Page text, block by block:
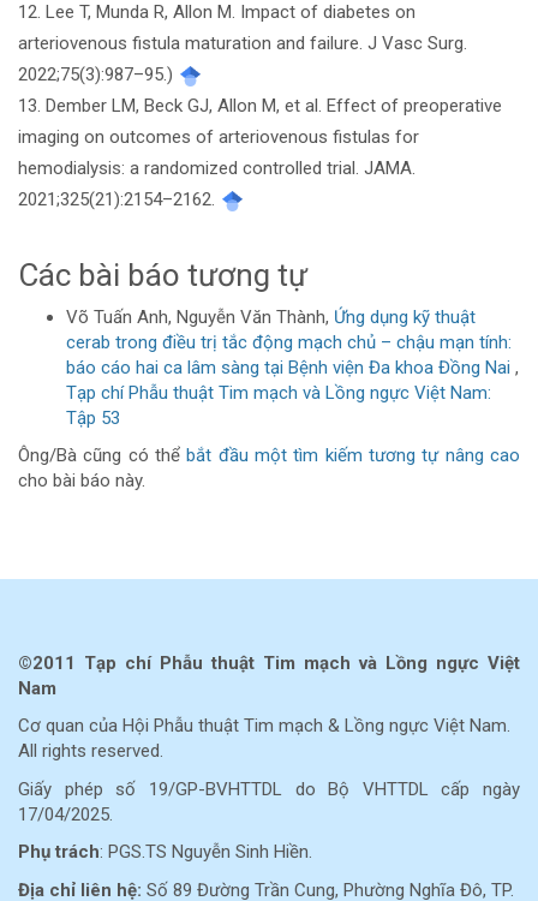
12. Lee T, Munda R, Allon M. Impact of diabetes on
arteriovenous fistula maturation and failure. J Vasc Surg.
2022;75(3):987–95.)
13. Dember LM, Beck GJ, Allon M, et al. Effect of preoperative
imaging on outcomes of arteriovenous fistulas for
hemodialysis: a randomized controlled trial. JAMA.
2021;325(21):2154–2162.
Các bài báo tương tự
Võ Tuấn Anh, Nguyễn Văn Thành, Ứng dụng kỹ thuật
cerab trong điều trị tắc động mạch chủ – chậu mạn tính:
báo cáo hai ca lâm sàng tại Bệnh viện Đa khoa Đồng Nai ,
Tạp chí Phẫu thuật Tim mạch và Lồng ngực Việt Nam:
Tập 53
Ông/Bà cũng có thểbắt đầu một tìm kiếm tương tự nâng cao
cho bài báo này.
©2011 Tạp chí Phẫu thuật Tim mạch và Lồng ngực Việt
Nam
Cơ quan của Hội Phẫu thuật Tim mạch & Lồng ngực Việt Nam.
All rights reserved.
Giấy phép số 19/GP-BVHTTDL do Bộ VHTTDL cấp ngày
17/04/2025.
Phụ trách: PGS.TS Nguyễn Sinh Hiền.
Địa chỉ liên hệ: Số 89 Đường Trần Cung, Phường Nghĩa Đô, TP.